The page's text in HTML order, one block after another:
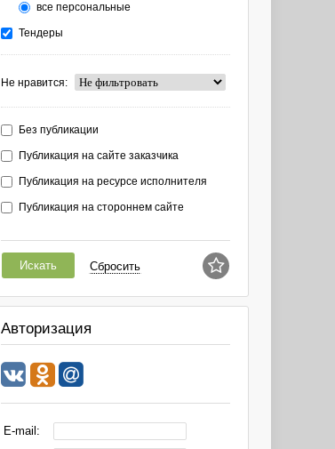
все персональные
Тендеры
Не нравится:
Без публикации
Публикация на сайте заказчика
Публикация на ресурсе исполнителя
Публикация на стороннем сайте
Искать Сбросить
Авторизация
E-mail: